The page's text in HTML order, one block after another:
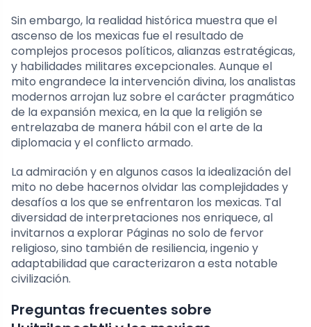
Sin embargo, la realidad histórica muestra que el
ascenso de los mexicas fue el resultado de
complejos procesos políticos, alianzas estratégicas,
y habilidades militares excepcionales. Aunque el
mito engrandece la intervención divina, los analistas
modernos arrojan luz sobre el carácter pragmático
de la expansión mexica, en la que la religión se
entrelazaba de manera hábil con el arte de la
diplomacia y el conflicto armado.
La admiración y en algunos casos la idealización del
mito no debe hacernos olvidar las complejidades y
desafíos a los que se enfrentaron los mexicas. Tal
diversidad de interpretaciones nos enriquece, al
invitarnos a explorar Páginas no solo de fervor
religioso, sino también de resiliencia, ingenio y
adaptabilidad que caracterizaron a esta notable
civilización.
Preguntas frecuentes sobre